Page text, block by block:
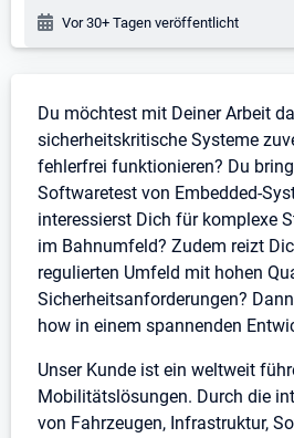
Veröffentlichungsdatum:
Vor 30+ Tagen veröffentlicht
Stellenbeschreibung
Du möchtest mit Deiner Arbeit
sicherheitskritische Systeme
fehlerfrei funktionieren? Du
Softwaretest von Embedded-
interessierst Dich für komplexe
im Bahnumfeld? Zudem reizt
regulierten Umfeld mit hohen
Sicherheitsanforderungen?
how in einem spannenden
Unser Kunde ist ein weltweit
Mobilitätslösungen. Durch die
von Fahrzeugen, Infrastruktur,